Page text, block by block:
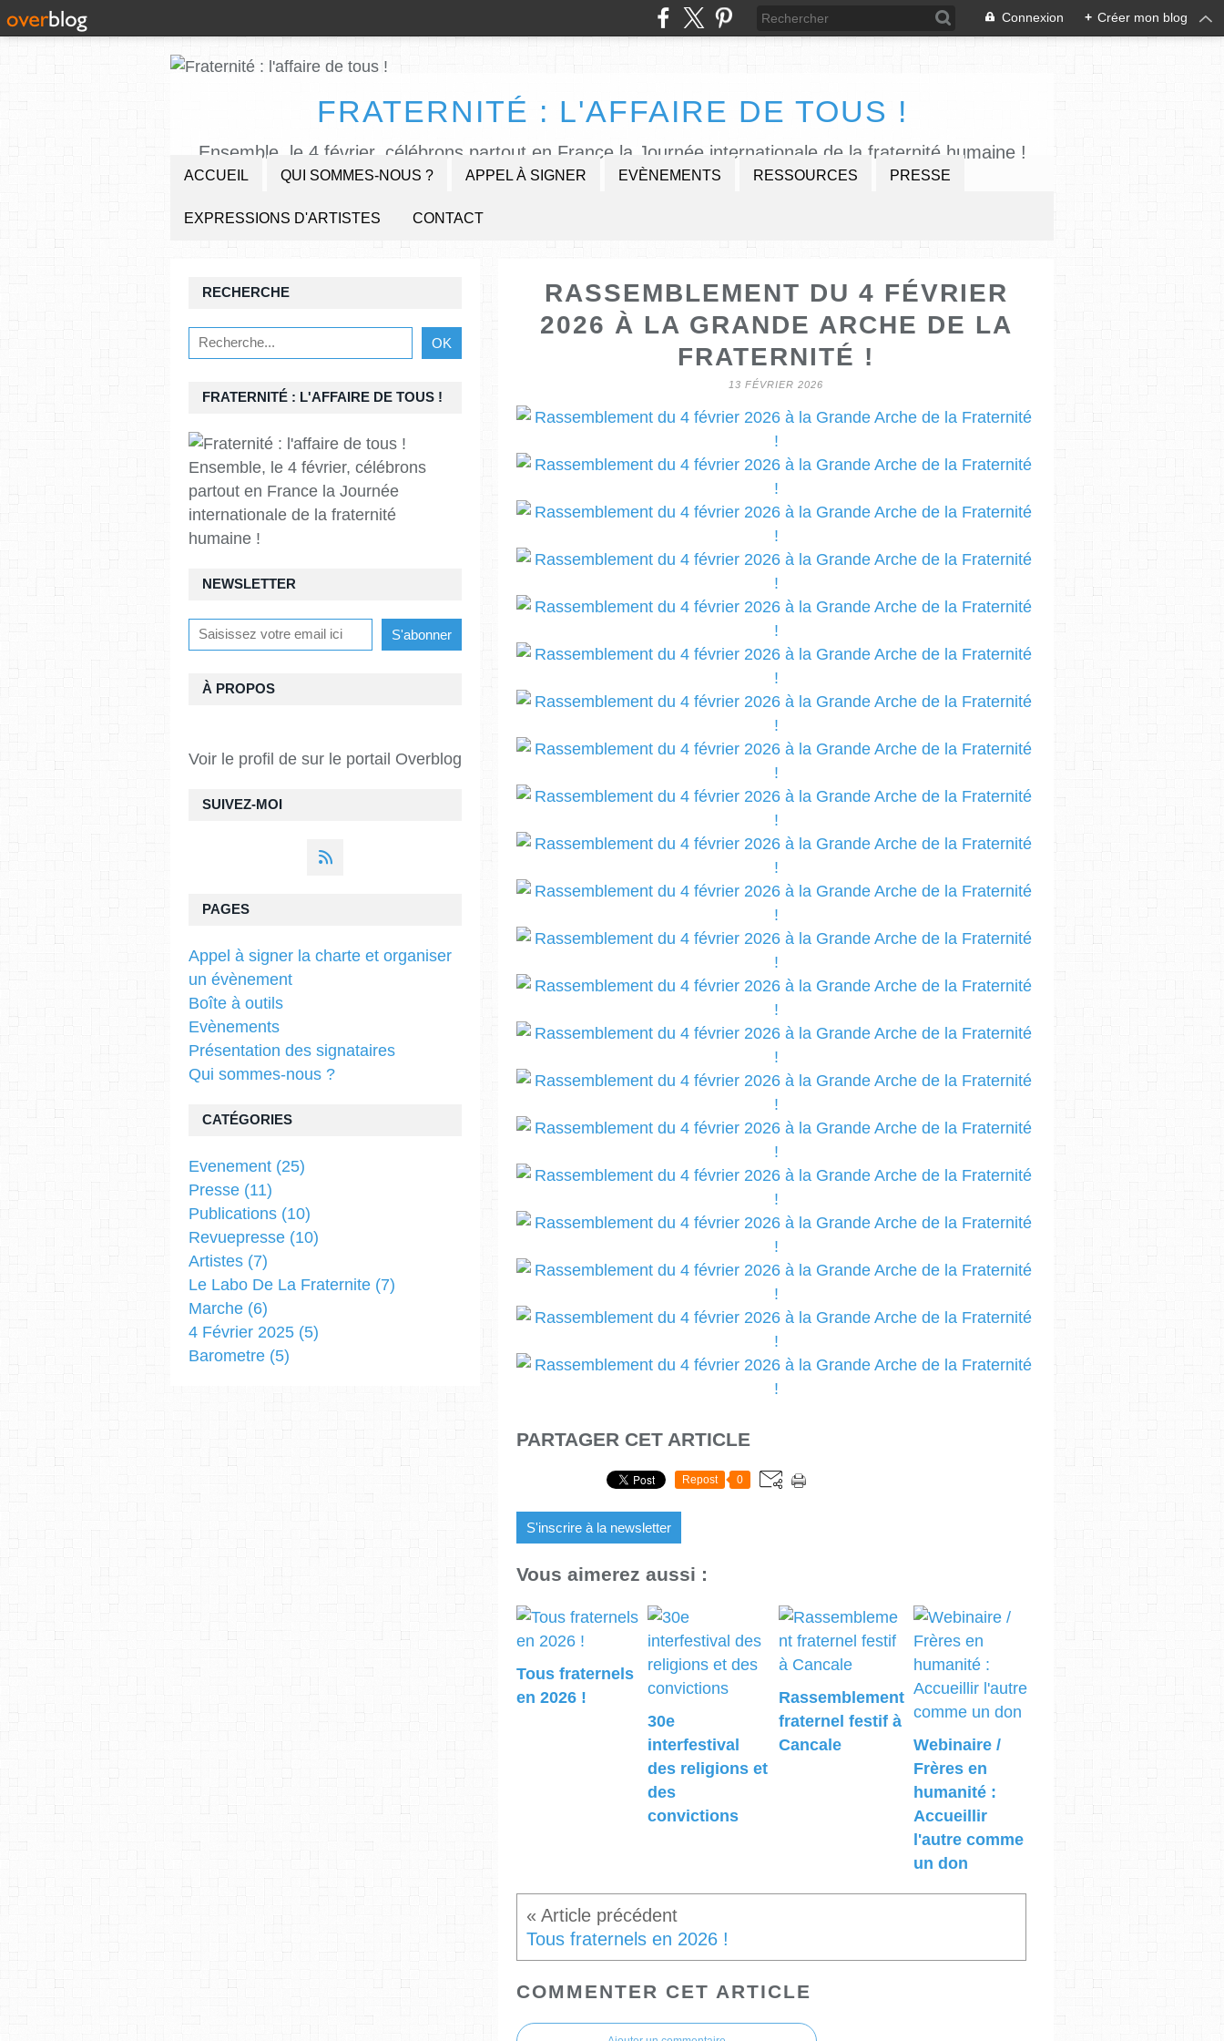
Connexion + Créer mon blog
FRATERNITÉ : L'AFFAIRE DE TOUS !
Ensemble, le 4 février, célébrons partout en France la Journée internationale de la fraternité humaine !
ACCUEIL QUI SOMMES-NOUS ? APPEL À SIGNER EVÈNEMENTS RESSOURCES PRESSE
EXPRESSIONS D'ARTISTES CONTACT
RASSEMBLEMENT DU 4 FÉVRIER
2026 À LA GRANDE ARCHE DE LA
FRATERNITÉ !
13 FÉVRIER 2026
PARTAGER CET ARTICLE
Repost 0
S'inscrire à la newsletter
Vous aimerez aussi :
Tous fraternels
en 2026 !
30e
interfestival
des religions et
des
convictions
Rassemblement
fraternel festif à
Cancale
Webinaire /
Frères en
humanité :
Accueillir
l'autre comme
un don
Tous fraternels en 2026 !
COMMENTER CET ARTICLE
NEWSLETTER
SUIVEZ-MOI
RECHERCHE
FRATERNITÉ : L'AFFAIRE DE TOUS !
Ensemble, le 4 février, célébrons
partout en France la Journée
internationale de la fraternité
humaine !
À PROPOS
Voir le profil de sur le portail Overblog
PAGES
Appel à signer la charte et organiser
un évènement
Boîte à outils
Evènements
Présentation des signataires
Qui sommes-nous ?
CATÉGORIES
Evenement (25)
Presse (11)
Publications (10)
Revuepresse (10)
Artistes (7)
Le Labo De La Fraternite (7)
Marche (6)
4 Février 2025 (5)
Barometre (5)